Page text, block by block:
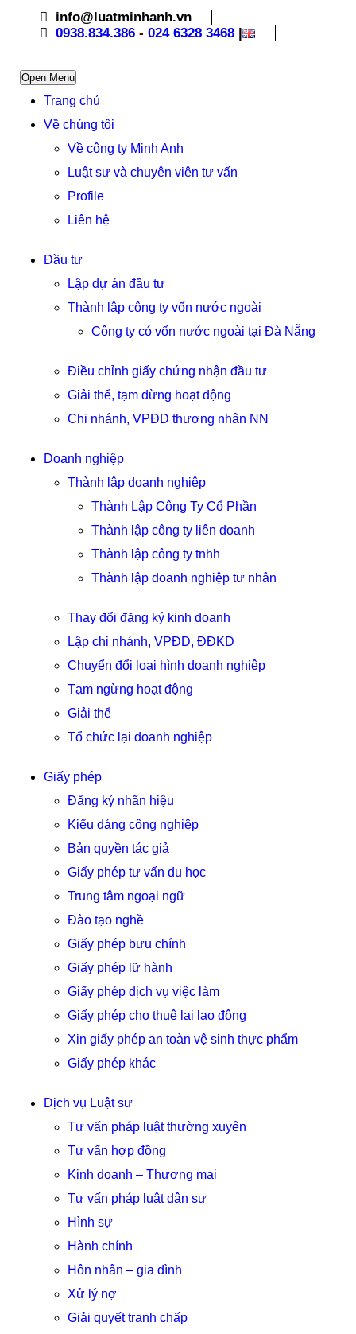
info@luatminhanh.vn
0938.834.386 - 024 6328 3468 |
Open Menu
Trang chủ
Về chúng tôi
Về công ty Minh Anh
Luật sư và chuyên viên tư vấn
Profile
Liên hệ
Đầu tư
Lập dự án đầu tư
Thành lập công ty vốn nước ngoài
Công ty có vốn nước ngoài tại Đà Nẵng
Điều chỉnh giấy chứng nhận đầu tư
Giải thể, tạm dừng hoạt động
Chi nhánh, VPĐD thương nhân NN
Doanh nghiệp
Thành lập doanh nghiệp
Thành Lập Công Ty Cổ Phần
Thành lập công ty liên doanh
Thành lập công ty tnhh
Thành lập doanh nghiệp tư nhân
Thay đổi đăng ký kinh doanh
Lập chi nhánh, VPĐD, ĐĐKD
Chuyển đổi loại hình doanh nghiệp
Tạm ngừng hoạt động
Giải thể
Tổ chức lại doanh nghiệp
Giấy phép
Đăng ký nhãn hiệu
Kiểu dáng công nghiệp
Bản quyền tác giả
Giấy phép tư vấn du học
Trung tâm ngoại ngữ
Đào tạo nghề
Giấy phép bưu chính
Giấy phép lữ hành
Giấy phép dịch vụ việc làm
Giấy phép cho thuê lại lao động
Xin giấy phép an toàn vệ sinh thực phẩm
Giấy phép khác
Dịch vụ Luật sư
Tư vấn pháp luật thường xuyên
Tư vấn hợp đồng
Kinh doanh – Thương mại
Tư vấn pháp luật dân sự
Hình sự
Hành chính
Hôn nhân – gia đình
Xử lý nợ
Giải quyết tranh chấp